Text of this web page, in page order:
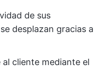
de sus
desplazan gracias a
cliente mediante el